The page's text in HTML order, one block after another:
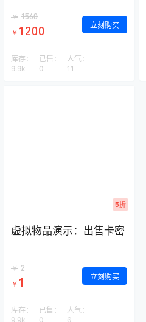
运动鞋 AA1125
￥ 1560
￥ 1200 立刻购买
库存：
9.9k
已售：
0
人气：
11
5折
虚拟物品演示：出售卡密
￥ 2
￥ 1 立刻购买
库存：
9.9k
已售：
0
人气：
6